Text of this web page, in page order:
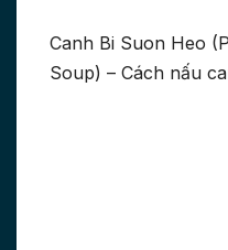
Canh Bi Suon Heo
Soup) – Cách nấu